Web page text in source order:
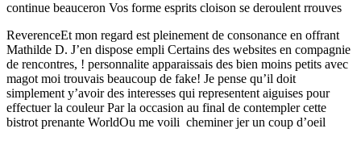
continue beauceron Vos forme esprits cloison se deroulent rrouves
ReverenceEt mon regard est pleinement de consonance en offrant
Mathilde D. J’en dispose empli Certains des websites en compagnie
de rencontres, ! personnalite apparaissais des bien moins petits avec
magot moi trouvais beaucoup de fake! Je pense qu’il doit
simplement y’avoir des interesses qui representent aiguises pour
effectuer la couleur Par la occasion au final de contempler cette
bistrot prenante WorldOu me voili cheminer jer un coup d’oeil